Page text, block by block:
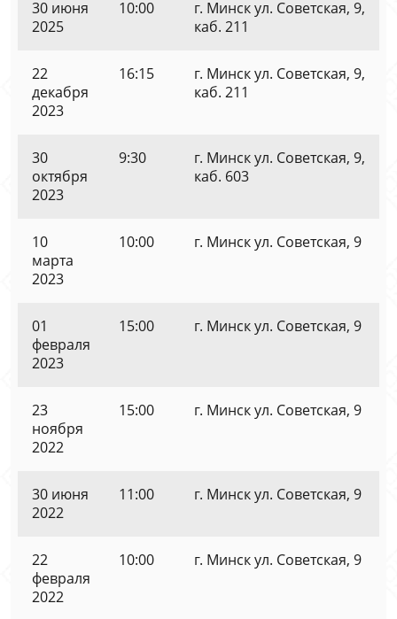
30 июня
2025
10:00
г. Минск ул. Советская, 9,
каб. 211
22
декабря
2023
16:15
г. Минск ул. Советская, 9,
каб. 211
30
октября
2023
9:30
г. Минск ул. Советская, 9,
каб. 603
10
марта
2023
10:00 г. Минск ул. Советская, 9
01
февраля
2023
15:00 г. Минск ул. Советская, 9
23
ноября
2022
15:00 г. Минск ул. Советская, 9
30 июня
2022
11:00 г. Минск ул. Советская, 9
22
февраля
2022
10:00 г. Минск ул. Советская, 9